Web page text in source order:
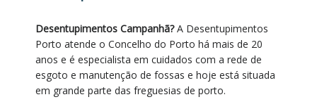
Desentupimentos Campanhã?A Desentupimentos
Porto atende o Concelho do Porto há mais de 20
anos e é especialista em cuidados com a rede de
esgoto e manutenção de fossas e hoje está situada
em grande parte das freguesias de porto.